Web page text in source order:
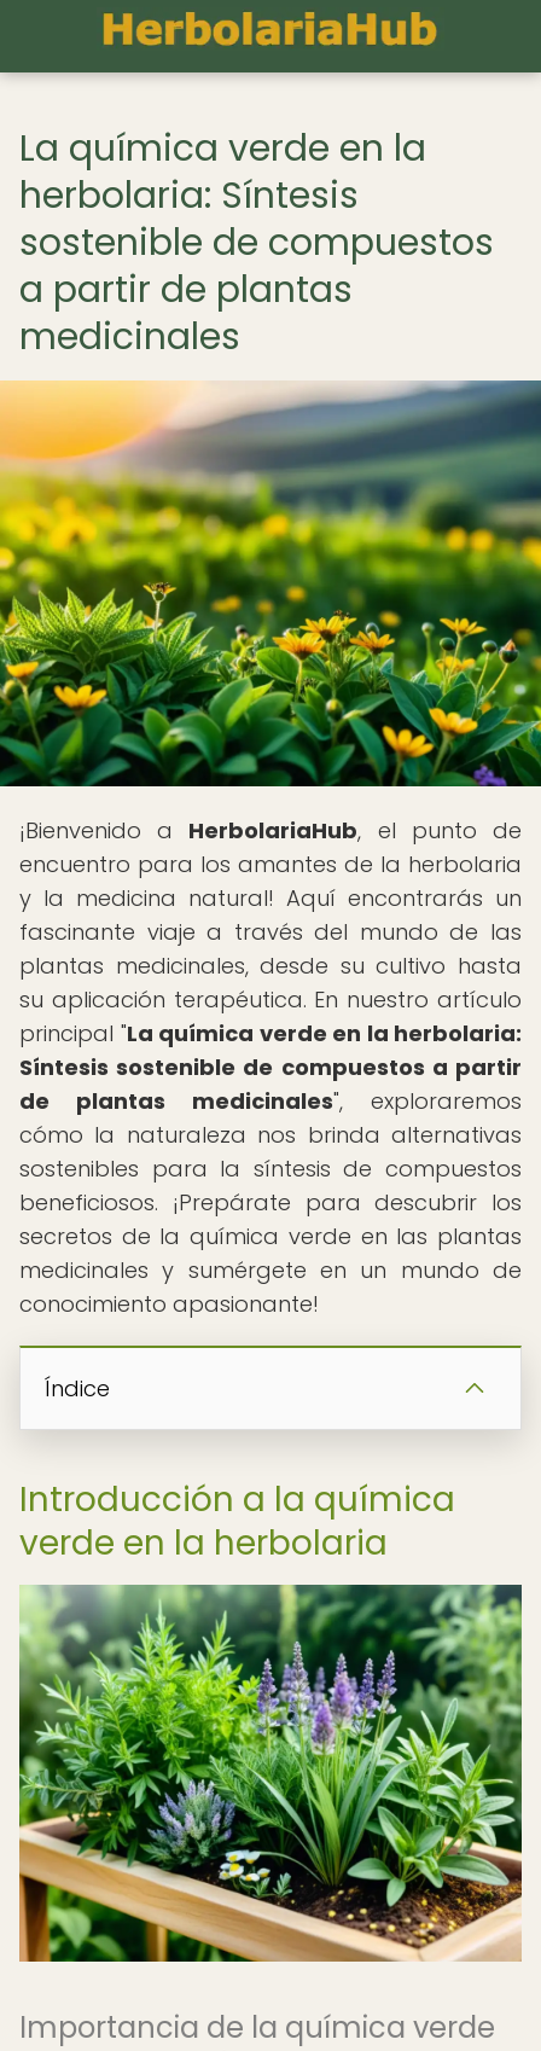
La química verde en la
herbolaria: Síntesis
sostenible de compuestos
a partir de plantas
medicinales
¡Bienvenido a HerbolariaHub, el punto de
encuentro para los amantes de la herbolaria
y la medicina natural! Aquí encontrarás un
fascinante viaje a través del mundo de las
plantas medicinales, desde su cultivo hasta
su aplicación terapéutica. En nuestro artículo
principal "La química verde en la herbolaria:
Síntesis sostenible de compuestos a partir
de plantas medicinales", exploraremos
cómo la naturaleza nos brinda alternativas
sostenibles para la síntesis de compuestos
beneficiosos. ¡Prepárate para descubrir los
secretos de la química verde en las plantas
medicinales y sumérgete en un mundo de
conocimiento apasionante!
Índice
Introducción a la química
verde en la herbolaria
Importancia de la química verde